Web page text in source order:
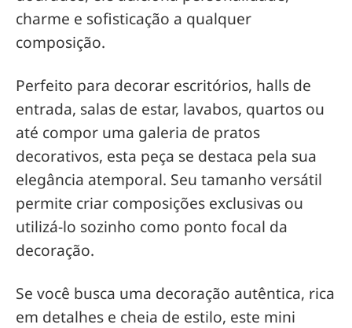
charme e sofisticação a qualquer
composição.
Perfeito para decorar escritórios, halls de
entrada, salas de estar, lavabos, quartos ou
até compor uma galeria de pratos
decorativos, esta peça se destaca pela sua
elegância atemporal. Seu tamanho versátil
permite criar composições exclusivas ou
utilizá-lo sozinho como ponto focal da
decoração.
Se você busca uma decoração autêntica, rica
em detalhes e cheia de estilo, este mini